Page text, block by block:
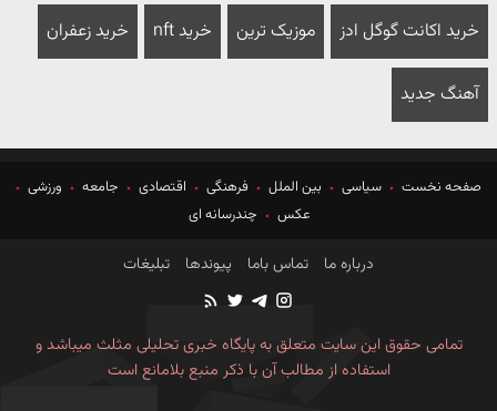
خرید اکانت گوگل ادز موزیک ترین خرید nft خرید زعفران
آهنگ جدید
صفحه نخست سیاسی بین الملل فرهنگی اقتصادی جامعه
ورزشی
عکس
چندرسانه ای
درباره ما تماس باما پیوندها تبلیغات
تمامی حقوق این سایت متعلق به پایگاه خبری تحلیلی مثلث میباشد و
استفاده از مطالب آن با ذکر منبع بلامانع است